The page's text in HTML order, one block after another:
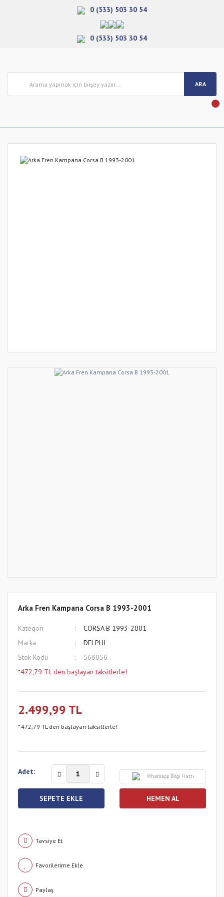
0 (533) 503 30 54
0 (533) 503 30 54
ARA
Arka Fren Kampana Corsa B 1993-2001
Kategori
CORSA B 1993-2001
Marka
DELPHI
Stok Kodu
568056
*472,79 TL den başlayan taksitlerle!
2.499,99 TL
* 472,79 TL den başlayan taksitlerle!
Adet:
Whatsapp Bilgi Hattı
SEPETE EKLE HEMEN AL
Tavsiye Et
Paylaş